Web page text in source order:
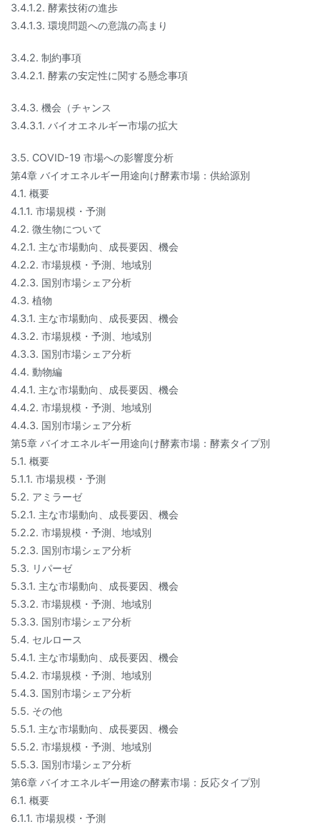
3.4.1.2. 酵素技術の進歩
3.4.1.3. 環境問題への意識の高まり
3.4.2. 制約事項
3.4.2.1. 酵素の安定性に関する懸念事項
3.4.3. 機会（チャンス
3.4.3.1. バイオエネルギー市場の拡大
3.5. COVID-19 市場への影響度分析
第4章 バイオエネルギー用途向け酵素市場：供給源別
4.1. 概要
4.1.1. 市場規模・予測
4.2. 微生物について
4.2.1. 主な市場動向、成長要因、機会
4.2.2. 市場規模・予測、地域別
4.2.3. 国別市場シェア分析
4.3. 植物
4.3.1. 主な市場動向、成長要因、機会
4.3.2. 市場規模・予測、地域別
4.3.3. 国別市場シェア分析
4.4. 動物編
4.4.1. 主な市場動向、成長要因、機会
4.4.2. 市場規模・予測、地域別
4.4.3. 国別市場シェア分析
第5章 バイオエネルギー用途向け酵素市場：酵素タイプ別
5.1. 概要
5.1.1. 市場規模・予測
5.2. アミラーゼ
5.2.1. 主な市場動向、成長要因、機会
5.2.2. 市場規模・予測、地域別
5.2.3. 国別市場シェア分析
5.3. リパーゼ
5.3.1. 主な市場動向、成長要因、機会
5.3.2. 市場規模・予測、地域別
5.3.3. 国別市場シェア分析
5.4. セルロース
5.4.1. 主な市場動向、成長要因、機会
5.4.2. 市場規模・予測、地域別
5.4.3. 国別市場シェア分析
5.5. その他
5.5.1. 主な市場動向、成長要因、機会
5.5.2. 市場規模・予測、地域別
5.5.3. 国別市場シェア分析
第6章 バイオエネルギー用途の酵素市場：反応タイプ別
6.1. 概要
6.1.1. 市場規模・予測